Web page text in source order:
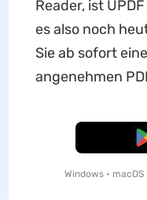
Reader, ist
es also noch
Sie ab sofort
angenehmen
Windows • macOS